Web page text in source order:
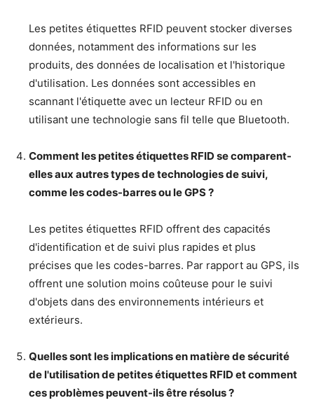
Les petites étiquettes RFID peuvent stocker diverses
données, notamment des informations sur les
produits, des données de localisation et l'historique
d'utilisation. Les données sont accessibles en
scannant l'étiquette avec un lecteur RFID ou en
utilisant une technologie sans fil telle que Bluetooth.
Comment les petites étiquettes RFID se comparent-
elles aux autres types de technologies de suivi,
comme les codes-barres ou le GPS ?
Les petites étiquettes RFID offrent des capacités
d'identification et de suivi plus rapides et plus
précises que les codes-barres. Par rapport au GPS, ils
offrent une solution moins coûteuse pour le suivi
d'objets dans des environnements intérieurs et
extérieurs.
Quelles sont les implications en matière de sécurité
de l'utilisation de petites étiquettes RFID et comment
ces problèmes peuvent-ils être résolus ?